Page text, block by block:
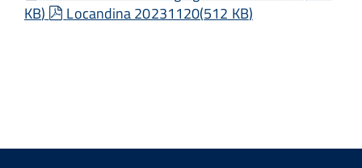
KB) pdf
Locandina 20231120(512 KB)